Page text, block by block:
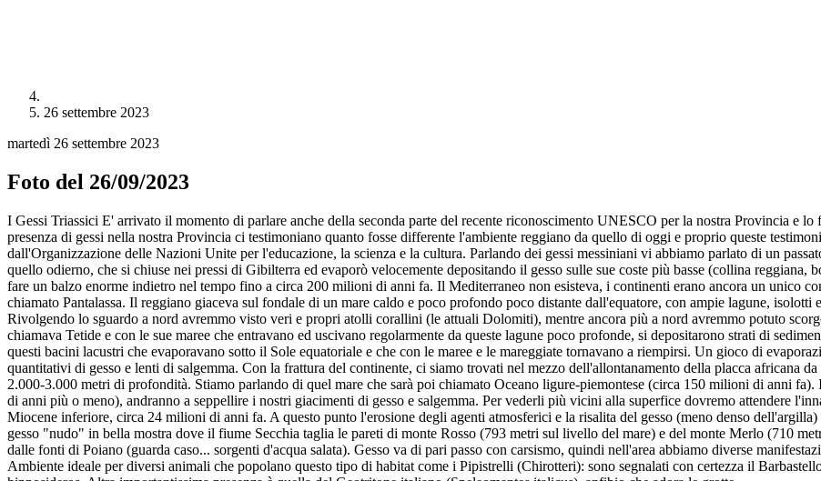
26 settembre 2023
martedì 26 settembre 2023
Foto del 26/09/2023
I Gessi Triassici E' arrivato il momento di parlare anche della seconda parte del recente riconoscimento UNESCO per la nostra Provincia e
presenza di gessi nella nostra Provincia ci testimoniano quanto fosse differente l'ambiente reggiano da quello di oggi e proprio queste
dall'Organizzazione delle Nazioni Unite per l'educazione, la scienza e la cultura. Parlando dei gessi messiniani vi abbiamo parlato di un
quello odierno, che si chiuse nei pressi di Gibilterra ed evaporò velocemente depositando il gesso sulle sue coste più basse (collina reggiana,
fare un balzo enorme indietro nel tempo fino a circa 200 milioni di anni fa. Il Mediterraneo non esisteva, i continenti erano ancora un unico
chiamato Pantalassa. Il reggiano giaceva sul fondale di un mare caldo e poco profondo poco distante dall'equatore, con ampie lagune,
Rivolgendo lo sguardo a nord avremmo visto veri e propri atolli corallini (le attuali Dolomiti), mentre ancora più a nord avremmo potuto
chiamava Tetide e con le sue maree che entravano ed uscivano regolarmente da queste lagune poco profonde, si depositarono strati di
questi bacini lacustri che evaporavano sotto il Sole equatoriale e che con le maree e le mareggiate tornavano a riempirsi. Un gioco di
quantitativi di gesso e lenti di salgemma. Con la frattura del continente, ci siamo trovati nel mezzo dell'allontanamento della placca africana
2.000-3.000 metri di profondità. Stiamo parlando di quel mare che sarà poi chiamato Oceano ligure-piemontese (circa 150 milioni di anni
di anni più o meno), andranno a seppellire i nostri giacimenti di gesso e salgemma. Per vederli più vicini alla superfice dovremo attendere
Miocene inferiore, circa 24 milioni di anni fa. A questo punto l'erosione degli agenti atmosferici e la risalita del gesso (meno denso
gesso "nudo" in bella mostra dove il fiume Secchia taglia le pareti di monte Rosso (793 metri sul livello del mare) e del monte Merlo (710
dalle fonti di Poiano (guarda caso... sorgenti d'acqua salata). Gesso va di pari passo con carsismo, quindi nell'area abbiamo diverse
Ambiente ideale per diversi animali che popolano questo tipo di habitat come i Pipistrelli (Chirotteri): sono segnalati con certezza il